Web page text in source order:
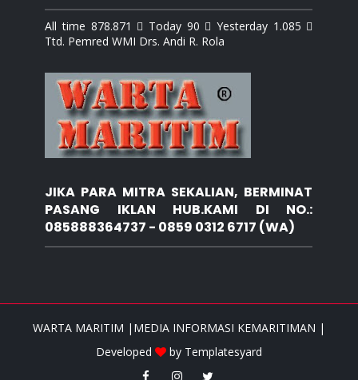
All time 878.871  Today 90  Yesterday 1.085 
Ttd. Pemred WMI Drs. Andi R. Rola
JIKA PARA MITRA SEKALIAN, BERMINAT
PASANG IKLAN HUB.KAMI DI NO.:
085888364737 - 0859 0312 6717 (WA)
WARTA MARITIM |MEDIA INFORMASI KEMARITIMAN |
Developed
by Templatesyard